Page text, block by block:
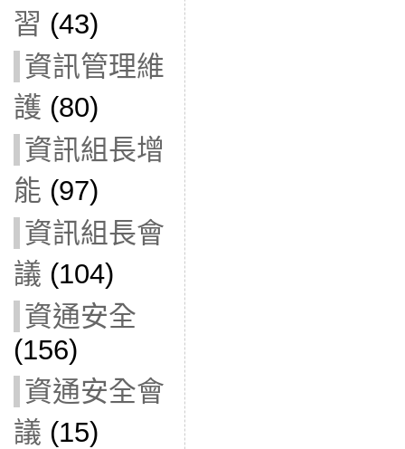
習 (43)
資訊管理維
護 (80)
資訊組長增
能 (97)
資訊組長會
議 (104)
資通安全
(156)
資通安全會
議 (15)